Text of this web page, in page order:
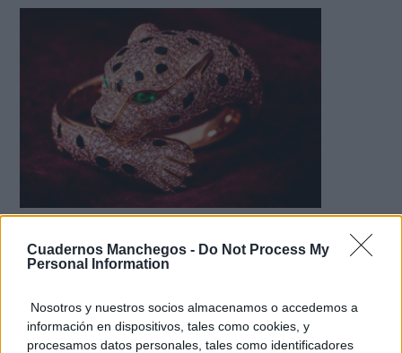
Cuadernos Manchegos - Do Not Process My
Personal Information
Nosotros y nuestros socios almacenamos o accedemos a
información en dispositivos, tales como cookies, y
procesamos datos personales, tales como identificadores
Lujo con carácter